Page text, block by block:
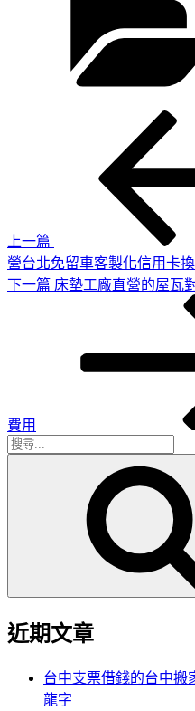
上一篇
營台北免留車客製化信用卡
下
下一篇 床墊工廠直營的屋瓦
費用
搜
近期文章
台中支票借錢的台中搬
龍字